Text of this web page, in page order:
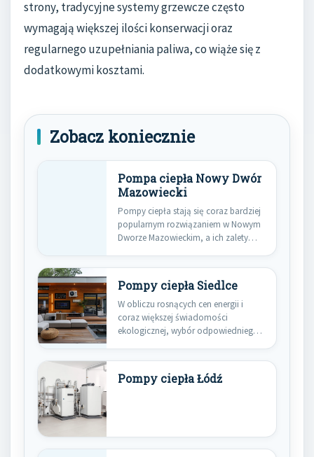
strony, tradycyjne systemy grzewcze często
wymagają większej ilości konserwacji oraz
regularnego uzupełniania paliwa, co wiąże się z
dodatkowymi kosztami.
Zobacz koniecznie
Pompa ciepła Nowy Dwór
Mazowiecki
Pompy ciepła stają się coraz bardziej
popularnym rozwiązaniem w Nowym
Dworze Mazowieckim, a ich zalety…
Pompy ciepła Siedlce
W obliczu rosnących cen energii i
coraz większej świadomości
ekologicznej, wybór odpowiedniego
Pompy ciepła Łódź